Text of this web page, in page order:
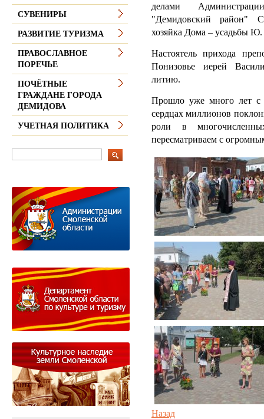
делами
"Демидовский район"
хозяйка Дома – усадьбы
Настоятель прихода
Понизовье иерей
литию.
Прошло уже много лет с
сердцах миллионов
роли в
пересматриваем с
Назад
СУВЕНИРЫ
РАЗВИТИЕ ТУРИЗМА
ПРАВОСЛАВНОЕ
ПОРЕЧЬЕ
ПОЧЁТНЫЕ
ГРАЖДАНЕ ГОРОДА
ДЕМИДОВА
УЧЕТНАЯ ПОЛИТИКА